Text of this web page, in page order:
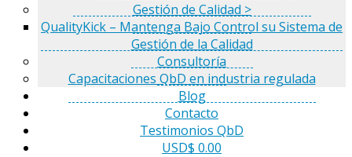
Gestión de Calidad >
QualityKick – Mantenga Bajo Control su Sistema de
Gestión de la Calidad
Consultoría
Capacitaciones QbD en industria regulada
Blog
Contacto
Testimonios QbD
USD$ 0.00